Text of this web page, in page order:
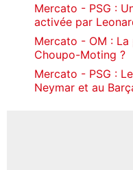
Mercato - PSG :
activée par
Mercato - OM :
Choupo-Moting ?
Mercato - PSG :
Neymar et au